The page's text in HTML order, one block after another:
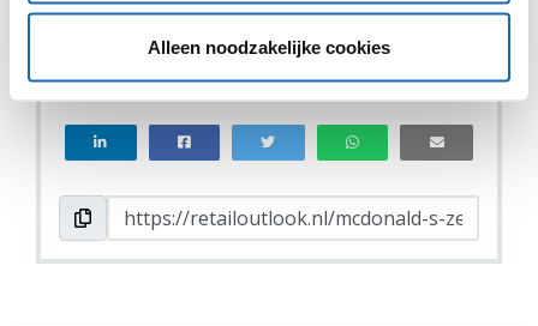
Alleen noodzakelijke cookies
VIND IK LEUK VIND IK LEUK